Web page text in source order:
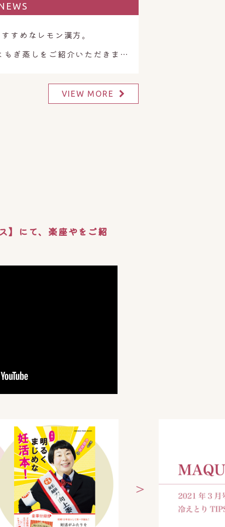
すめなレモン漢方。
フジテレビ「ライブニュースイット！」で楽座やのよもぎ蒸しをご紹介いただきました。
VIEW MORE
】にて、楽座やをご紹